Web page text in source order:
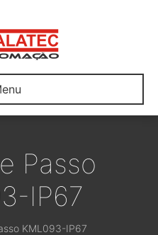
Passo
IP67
KML093-IP67